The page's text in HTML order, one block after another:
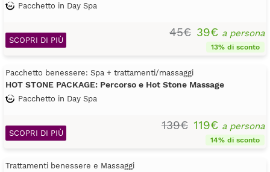
Pacchetto in Day Spa
45€ 39€ a persona
13% di sconto
SCOPRI DI PIÙ
Pacchetto benessere: Spa + trattamenti/massaggi
HOT STONE PACKAGE: Percorso e Hot Stone Massage
Pacchetto in Day Spa
139€ 119€ a persona
14% di sconto
SCOPRI DI PIÙ
Trattamenti benessere e Massaggi